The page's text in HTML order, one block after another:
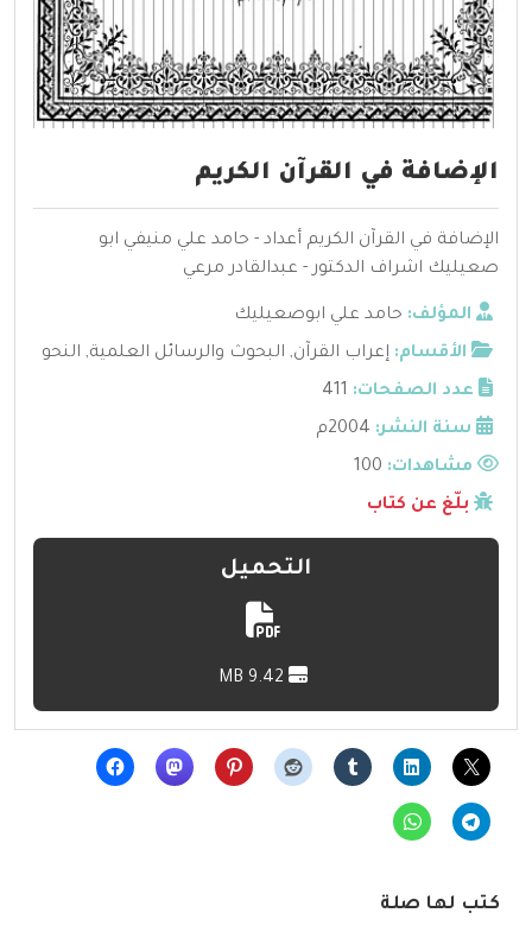
الإضافة في القرآن الكريم
الإضافة في القرآن الكريم أعداد - حامد علي منيفي ابو
صعيليك اشراف الدكتور - عبدالقادر مرعي
المؤلف: حامد علي ابوصعيليك
الأقسام: إعراب القرآن, البحوث والرسائل العلمية, النحو
عدد الصفحات: 411
سنة النشر: 2004م
مشاهدات:
بلّغ عن كتاب
التحميل
كتب لها صلة